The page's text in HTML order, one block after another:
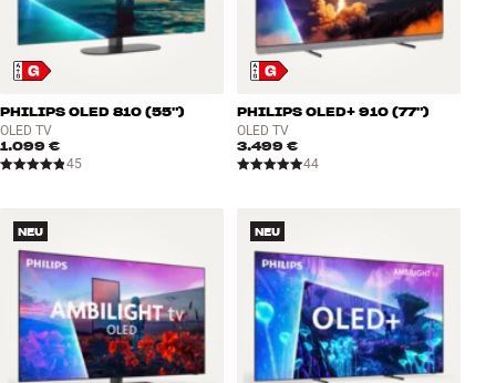
PHILIPS OLED 810 (55")
OLED TV
1.099 €
45
PHILIPS OLED+ 910 (77")
OLED TV
3.499 €
44
NEU NEU